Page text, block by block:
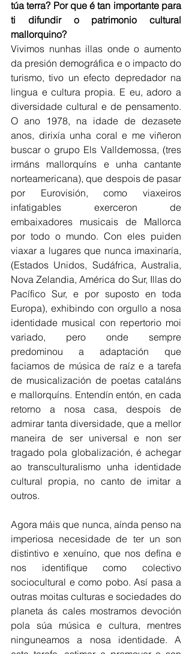
túa terra? Por que é tan importante para
ti difundir o patrimonio cultural
mallorquino?
Vivimos nunhas illas onde o aumento
da presión demográfica e o impacto do
turismo, tivo un efecto depredador na
lingua e cultura propia. E eu, adoro a
diversidade cultural e de pensamento.
O ano 1978, na idade de dezasete
anos, dirixía unha coral e me viñeron
buscar o grupo Els Valldemossa, (tres
irmáns mallorquíns e unha cantante
norteamericana), que despois de pasar
por Eurovisión, como viaxeiros
infatigables exerceron de
embaixadores musicais de Mallorca
por todo o mundo. Con eles puiden
viaxar a lugares que nunca imaxinaría,
(Estados Unidos, Sudáfrica, Australia,
Nova Zelandia, América do Sur, Illas do
Pacífico Sur, e por suposto en toda
Europa), exhibindo con orgullo a nosa
identidade musical con repertorio moi
variado, pero onde sempre
predominou a adaptación que
faciamos de música de raíz e a tarefa
de musicalización de poetas cataláns
e mallorquíns. Entendín entón, en cada
retorno a nosa casa, despois de
admirar tanta diversidade, que a mellor
maneira de ser universal e non ser
tragado pola globalización, é achegar
ao transculturalismo unha identidade
cultural propia, no canto de imitar a
outros.
Agora máis que nunca, aínda penso na
imperiosa necesidade de ter un son
distintivo e xenuíno, que nos defína e
nos identifíque como colectivo
sociocultural e como pobo. Así pasa a
outras moitas culturas e sociedades do
planeta ás cales mostramos devoción
pola súa música e cultura, mentres
ninguneamos a nosa identidade. A